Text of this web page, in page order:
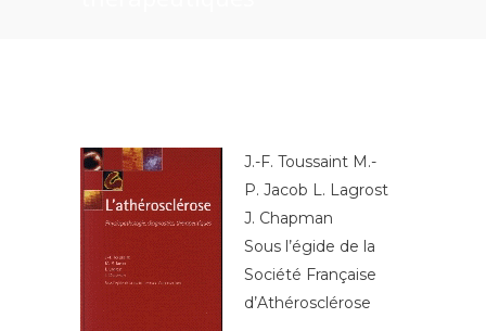
J.-F. Toussaint M.-
P. Jacob L. Lagrost
J. Chapman
Sous l’égide de la
Société Française
d’Athérosclérose